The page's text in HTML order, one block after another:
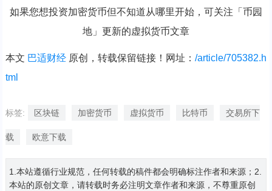
如果您想投资加密货币但不知道从哪里开始，可关注「币园
地」更新的虚拟货币文章
本文 巴适财经原创，转载保留链接！网址： /article/705382.h
tml
标签: 区块链 加密货币 虚拟货币 比特币 交易所下
载 欧意下载
1.本站遵循行业规范，任何转载的稿件都会明确标注作者和来源；2.
本站的原创文章，请转载时务必注明文章作者和来源，不尊重原创